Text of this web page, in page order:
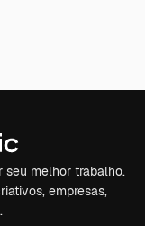
seu melhor trabalho.
empresas,